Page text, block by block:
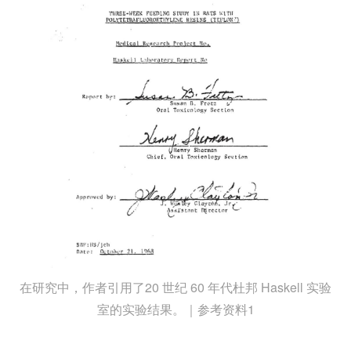
在研究中，作者引用了20 世纪 60 年代杜邦 Haskell 实验
室的实验结果。｜参考资料1